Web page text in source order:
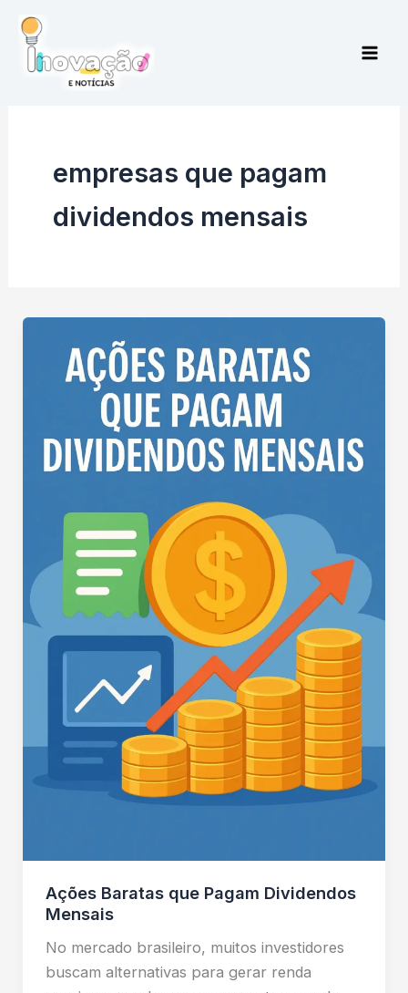
para
empresas que pagam
dividendos mensais
Ações Baratas que Pagam Dividendos
Mensais
No mercado brasileiro, muitos investidores
buscam alternativas para gerar renda